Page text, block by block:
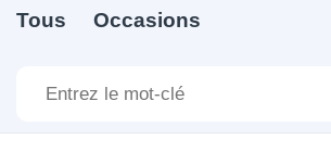
Tous Occasions